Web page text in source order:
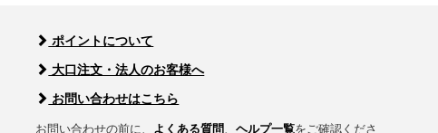
ポイントについて
大口注文・法人のお客様へ
お問い合わせはこちら
お問い合わせの前に、 よくある質問 、ヘルプ一覧をご確認くださ